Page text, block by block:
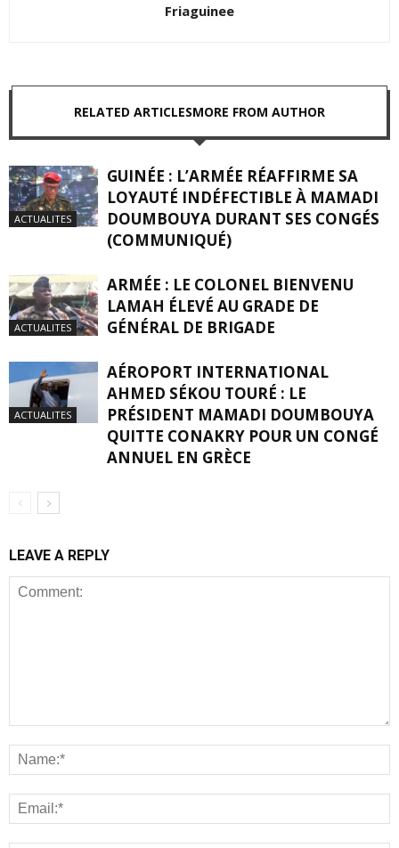
Friaguinee
RELATED ARTICLESMORE FROM AUTHOR
ACTUALITES
GUINÉE : L’ARMÉE RÉAFFIRME SA
LOYAUTÉ INDÉFECTIBLE À MAMADI
DOUMBOUYA DURANT SES CONGÉS
(COMMUNIQUÉ)
ACTUALITES
ARMÉE : LE COLONEL BIENVENU
LAMAH ÉLEVÉ AU GRADE DE
GÉNÉRAL DE BRIGADE
ACTUALITES
AÉROPORT INTERNATIONAL
AHMED SÉKOU TOURÉ : LE
PRÉSIDENT MAMADI DOUMBOUYA
QUITTE CONAKRY POUR UN CONGÉ
ANNUEL EN GRÈCE
LEAVE A REPLY